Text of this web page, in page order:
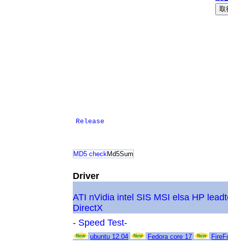
Release
MD5 checkMd5Sum
Driver
ATI nVidia intel SIS MSI elsa HP
DirectX
- Speed Test-
ubuntu 12.04 Fedora core 17